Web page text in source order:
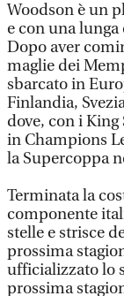
Woodson è un
e con una
Dopo aver
maglie dei
sbarcato in
Finlandia,
dove, con i King
in Champions
la Supercoppa
Terminata la
componente
stelle e strisce
prossima
ufficializzato lo
prossima